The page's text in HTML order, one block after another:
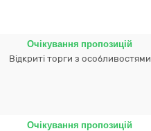
Очікування пропозицій
Відкриті торги з особливостями
Очікування пропозицій